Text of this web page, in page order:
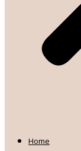
Home